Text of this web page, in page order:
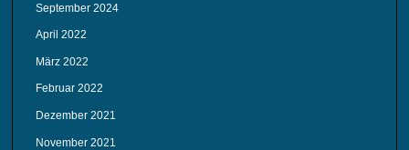
September 2024
April 2022
März 2022
Februar 2022
Dezember 2021
November 2021